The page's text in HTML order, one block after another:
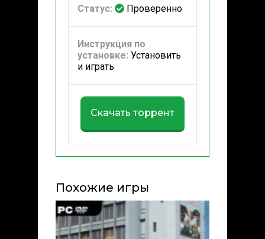
Статус: Проверенно
Инструкция по
установке: Установить
и играть
Скачать торрент
Похожие игры